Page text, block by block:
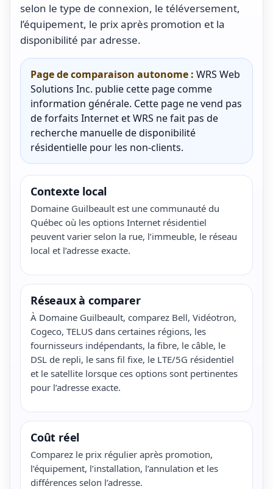
selon le type de connexion, le téléversement,
l’équipement, le prix après promotion et la
disponibilité par adresse.
Page de comparaison autonome : WRS Web
Solutions Inc. publie cette page comme
information générale. Cette page ne vend pas
de forfaits Internet et WRS ne fait pas de
recherche manuelle de disponibilité
résidentielle pour les non-clients.
Contexte local
Domaine Guilbeault est une communauté du
Québec où les options Internet résidentiel
peuvent varier selon la rue, l’immeuble, le réseau
local et l’adresse exacte.
Réseaux à comparer
À Domaine Guilbeault, comparez Bell, Vidéotron,
Cogeco, TELUS dans certaines régions, les
fournisseurs indépendants, la fibre, le câble, le
DSL de repli, le sans fil fixe, le LTE/5G résidentiel
et le satellite lorsque ces options sont pertinentes
pour l’adresse exacte.
Coût réel
Comparez le prix régulier après promotion,
l’équipement, l’installation, l’annulation et les
différences selon l’adresse.